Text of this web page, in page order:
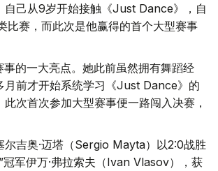
自己从9岁开始接触《Just Dance》，自
比赛，而此次是他赢得的首个大型赛事
事的一大亮点。她此前虽然拥有舞蹈经
月前才开始系统学习《Just Dance》的
次首次参加大型赛事便一路闯入决赛，
尔吉奥·迈塔（Sergio Mayta）以2:0战胜
冠军伊万·弗拉索夫（Ivan Vlasov），获